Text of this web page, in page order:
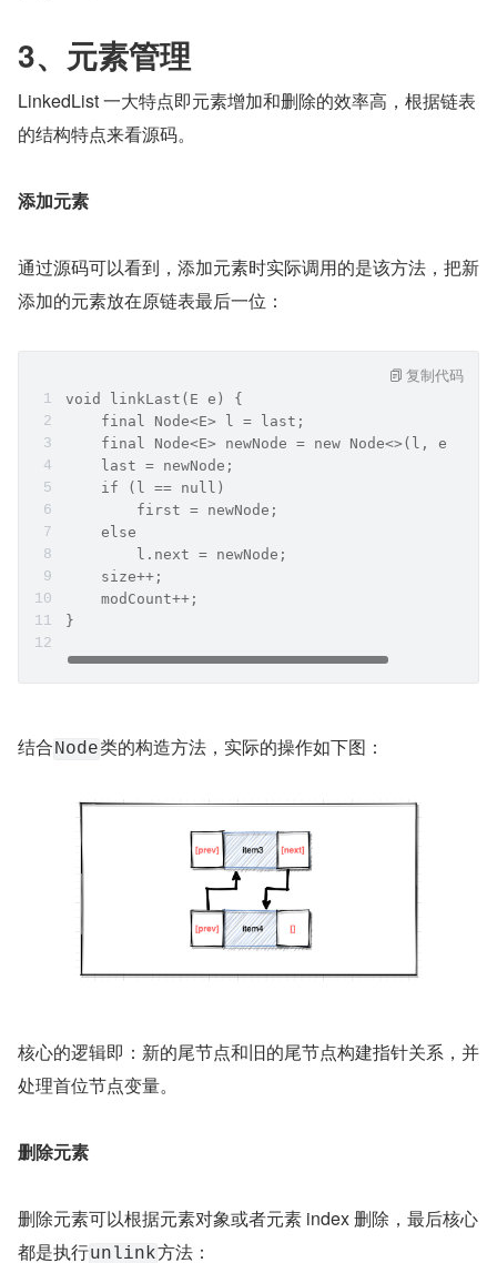
3、元素管理
LinkedList 一大特点即元素增加和删除的效率高，根据链表
的结构特点来看源码。
添加元素
通过源码可以看到，添加元素时实际调用的是该方法，把新
添加的元素放在原链表最后一位：
void linkLast(E e) {
    final Node<E> l = last;
final Node<E> newNode = new Node<>(l, e,
    last = newNode;
    if (l == null)
        first = newNode;
    else
        l.next = newNode;
    size++;
    modCount++;
}
复制代码
结合 Node类的构造方法，实际的操作如下图：
核心的逻辑即：新的尾节点和旧的尾节点构建指针关系，并
处理首位节点变量。
删除元素
删除元素可以根据元素对象或者元素 index 删除，最后核心
都是执行unlink方法：